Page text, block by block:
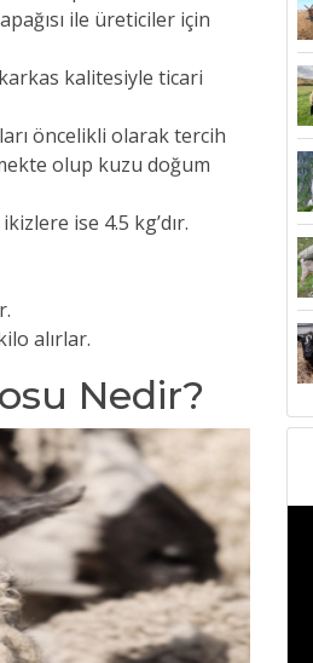
ile üreticiler için
kalitesiyle ticari
öncelikli olarak tercih
olup kuzu doğum
ise 4.5 kg’dır.
alırlar.
Nedir?